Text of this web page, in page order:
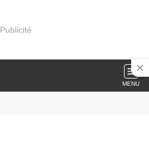
Publicité
MENU